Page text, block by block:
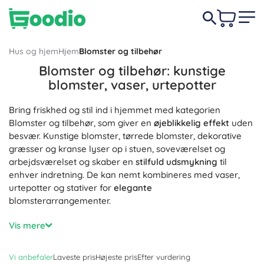
Hus og hjemHjemBlomster og tilbehør
Blomster og tilbehør: kunstige
blomster, vaser, urtepotter
Bring friskhed og stil ind i hjemmet med kategorien
Blomster og tilbehør, som giver en øjeblikkelig effekt uden
besvær. Kunstige blomster, tørrede blomster, dekorative
græsser og kranse lyser op i stuen, soveværelset og
arbejdsværelset og skaber en stilfuld udsmykning til
enhver indretning. De kan nemt kombineres med vaser,
urtepotter og stativer for elegante
blomsterarrangementer.
Kunstige blomster imponerer med et
farveægthed og
metal fås i forskellige størrelser og farver, inklusive
Vis mere
Vi anbefalerLaveste prisHøjeste prisEfter vurdering